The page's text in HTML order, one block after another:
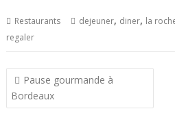
Restaurants dejeuner, diner, la
regaler
Navigation
de
l’article
Pause gourmande à
Bordeaux